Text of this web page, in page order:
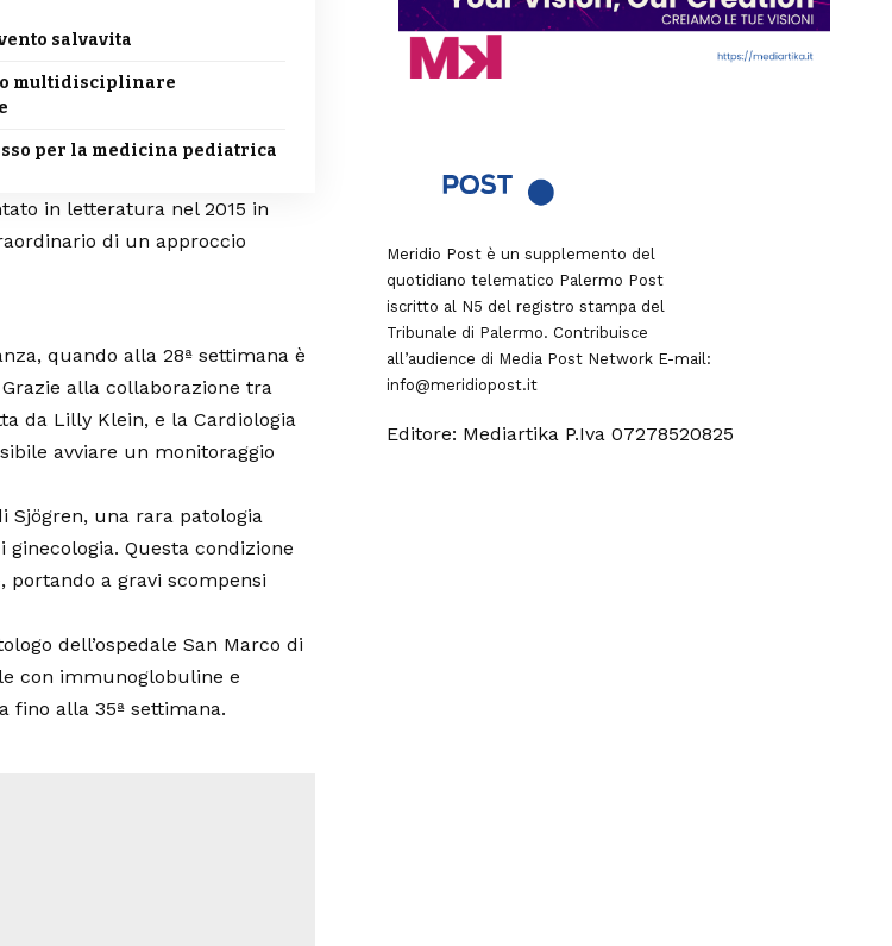
salvavita
multidisciplinare
per la medicina pediatrica
in letteratura nel 2015 in
di un approccio
quando alla 28ª settimana è
alla collaborazione tra
da Lilly Klein, e la Cardiologia
avviare un monitoraggio
Sjögren, una rara patologia
Questa condizione
a gravi scompensi
dell’ospedale San Marco di
con immunoglobuline e
fino alla 35ª settimana.
Meridio Post è un supplemento del
quotidiano telematico Palermo Post
iscritto al N5 del registro stampa del
Tribunale di Palermo. Contribuisce
all’audience di Media Post NetworkE-mail:
info@meridiopost.it
Editore: Mediartika P.Iva 07278520825